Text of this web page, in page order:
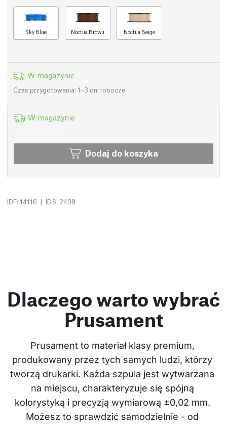
Sky Blue Noctua Brown Noctua Beige
W magazynie
Czas przygotowania: 1–3 dni robocze.
W magazynie
Dodaj do koszyka
IDF: 14116 | IDS: 2498
Dlaczego warto wybrać
Prusament
Prusament to materiał klasy premium,
produkowany przez tych samych ludzi, którzy
tworzą drukarki. Każda szpula jest wytwarzana
na miejscu, charakteryzuje się spójną
kolorystyką i precyzją wymiarową ±0,02 mm.
Możesz to sprawdzić samodzielnie - od